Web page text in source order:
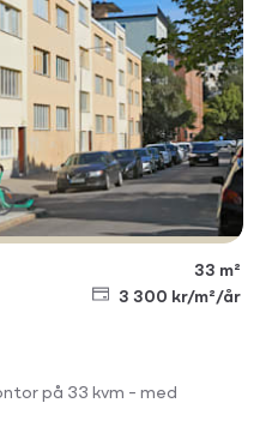
33 m²
3 300 kr/m²/år
på 33 kvm – med